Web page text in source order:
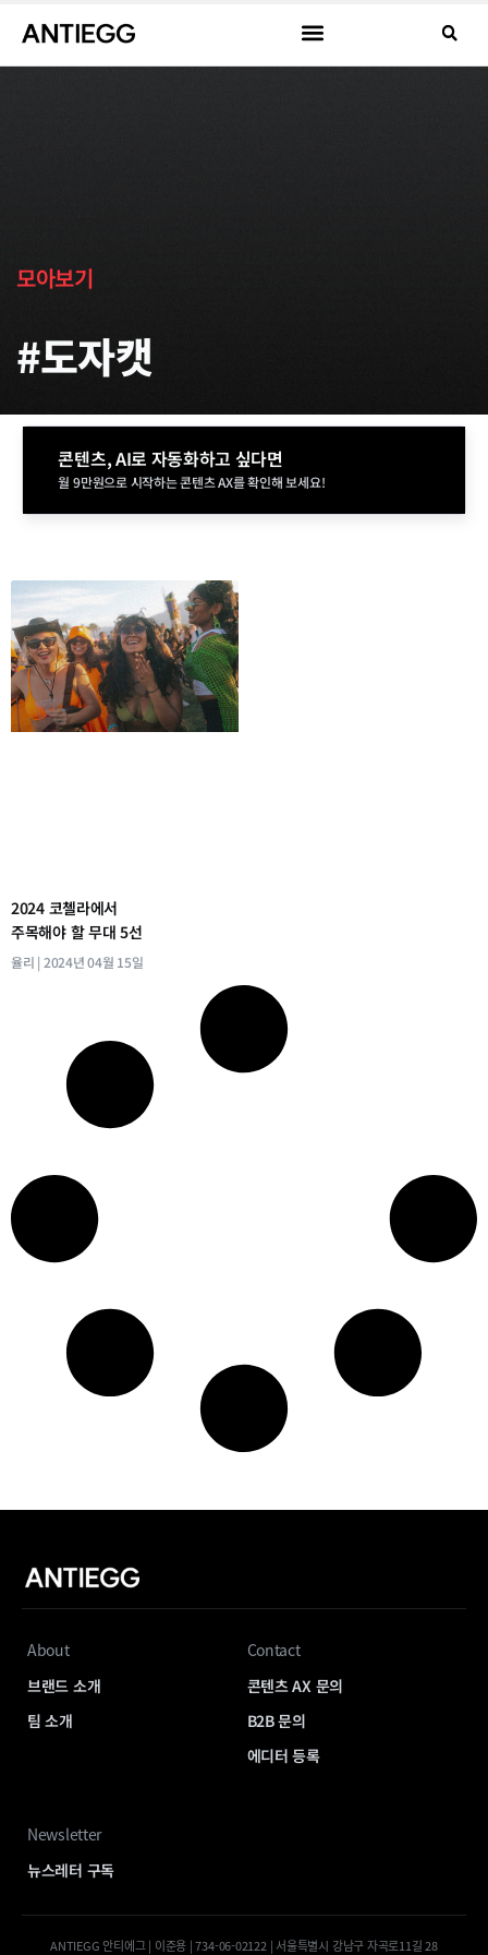
모아보기
#도자캣
콘텐츠, AI로 자동화하고 싶다면
월 9만원으로 시작하는 콘텐츠 AX를 확인해 보세요!
2024 코첼라에서
주목해야 할 무대 5선
율리 2024년 04월 15일
About
브랜드 소개
팀 소개
Contact
콘텐츠 AX 문의
B2B 문의
에디터 등록
Newsletter
뉴스레터 구독
ANTIEGG 안티에그 | 이준용 | 734-06-02122 | 서울특별시 강남구 자곡로11길 28